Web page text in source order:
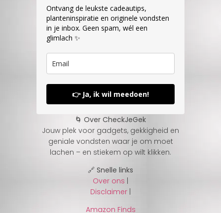
Ontvang de leukste cadeautips,
planteninspiratie en originele vondsten
in je inbox. Geen spam, wél een
glimlach ✨
👉 Ja, ik wil meedoen!
🌀 Over CheckJeGek
Jouw plek voor gadgets, gekkigheid en
geniale vondsten waar je om moet
lachen – en stiekem op wilt klikken.
🔗 Snelle links
Over ons |
Disclaimer |
Amazon Finds